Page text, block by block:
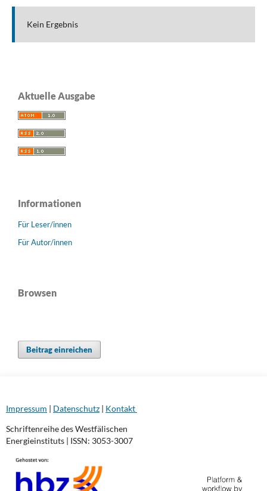
Kein Ergebnis
Aktuelle Ausgabe
Informationen
Für Leser/innen
Für Autor/innen
Browsen
Beitrag einreichen
Impressum | Datenschutz| Kontakt
Schriftenreihe des Westfälischen
Energieinstituts | ISSN: 3053-3007